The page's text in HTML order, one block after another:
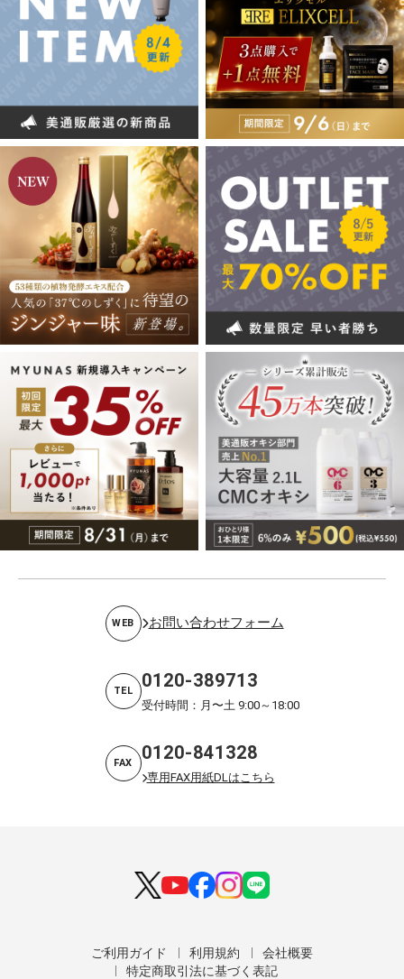
WEB お問い合わせフォーム
TEL 0120-389713
受付時間：月〜土 9:00～18:00
FAX 0120-841328
専用FAX用紙DLはこちら
ご利用ガイド 利用規約
会社概要
特定商取引法に基づく表記